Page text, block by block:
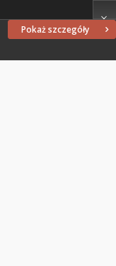
Pokaż szczegóły